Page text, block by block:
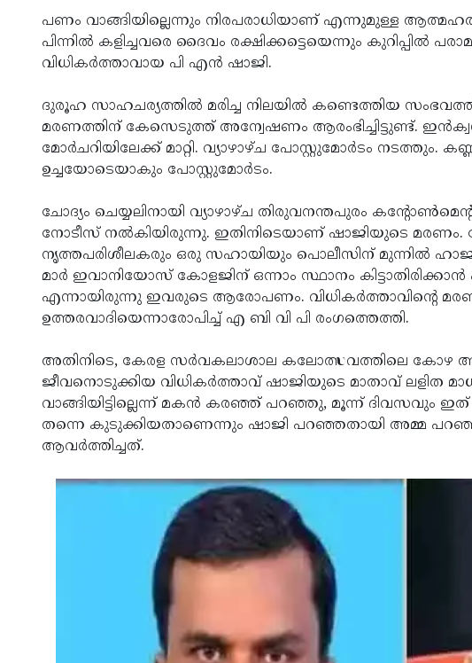
പണം വാങ്ങിയില്ലെന്നും നിരപരാധിയാണ് എന്നുമുള്ള
പിന്നില്‍ കളിച്ചവരെ ദൈവം രക്ഷിക്കട്ടെയെന്നും കുറിപ്പില്‍
വിധികര്‍ത്താവായ പി എന്‍ ഷാജി.
ദുരൂഹ സാഹചര്യത്തില്‍ മരിച്ച നിലയില്‍ കണ്ടെത്തിയ
മരണത്തിന് കേസെടുത്ത് അന്വേഷണം ആരംഭിച്ചിട്ടുണ്ട്.
മോര്‍ചറിയിലേക്ക് മാറ്റി. വ്യാഴാഴ്ച പോസ്റ്റുമോര്‍ടം നടത്തും.
ഉച്ചയോടെയാകും പോസ്റ്റുമോര്‍ടം.
ചോദ്യം ചെയ്യലിനായി വ്യാഴാഴ്ച തിരുവനന്തപുരം
നോടീസ് നല്‍കിയിരുന്നു. ഇതിനിടെയാണ് ഷാജിയുടെ മരണം.
നൃത്തപരിശീലകരും ഒരു സഹായിയും പൊലീസിന് മുന്നില്‍
മാര്‍ ഇവാനിയോസ് കോളജിന് ഒന്നാം സ്ഥാനം
എന്നായിരുന്നു ഇവരുടെ ആരോപണം.
ഉത്തരവാദിയെന്നാരോപിച്ച് എ ബി വി പി രംഗത്തെത്തി.
അതിനിടെ, കേരള സര്‍വകലാശാല കലോത്സവത്തിലെ
ജീവനൊടുക്കിയ വിധികര്‍ത്താവ് ഷാജിയുടെ മാതാവ് ലളിത
വാങ്ങിയിട്ടില്ലെന്ന് മകന്‍ കരഞ്ഞ് പറഞ്ഞു, മൂന്ന് ദിവസവും
തന്നെ കുടുക്കിയതാണെന്നും ഷാജി പറഞ്ഞതായി അമ്മ
ആവര്‍ത്തിച്ചത്.